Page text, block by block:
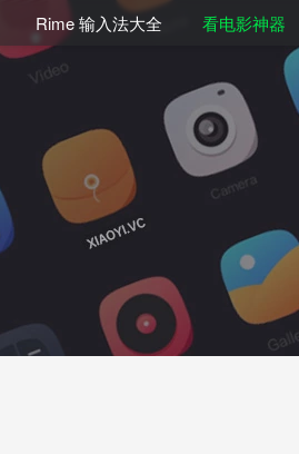
Rime 输入法大全 看电影神器